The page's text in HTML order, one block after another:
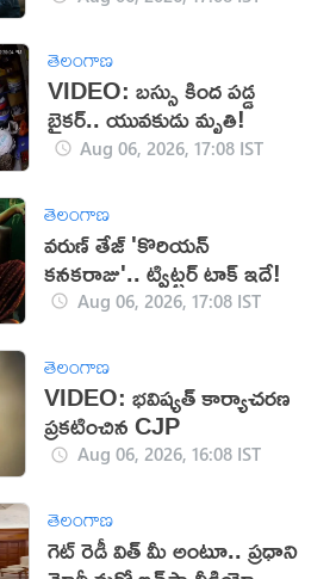
తెలంగాణ
VIDEO: బస్సు కింద పడ్డ
బైకర్.. యువకుడు మృతి!
Aug 06, 2026, 17:08 IST
తెలంగాణ
వరుణ్ తేజ్ 'కొరియన్
కనకరాజు'.. ట్విట్టర్ టాక్ ఇదే!
Aug 06, 2026, 17:08 IST
తెలంగాణ
VIDEO: భవిష్యత్ కార్యాచరణ
ప్రకటించిన CJP
Aug 06, 2026, 16:08 IST
తెలంగాణ
గెట్ రెడీ విత్ మీ అంటూ.. ప్రధాని